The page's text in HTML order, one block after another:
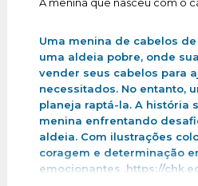
Uma menina de cabelos
uma aldeia pobre, onde
vender seus cabelos para
necessitados. No entanto,
planeja raptá-la. A história
menina enfrentando
aldeia. Com ilustrações
coragem e determinação
emocionantes .https://